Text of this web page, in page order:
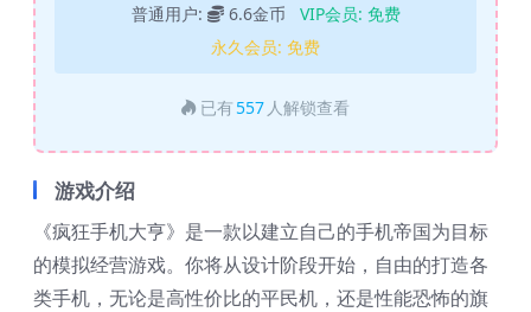
普通用户: 6.6金币 VIP会员: 免费
永久会员: 免费
已有 557 人解锁查看
游戏介绍
《疯狂手机大亨》是一款以建立自己的手机帝国为目标
的模拟经营游戏。你将从设计阶段开始，自由的打造各
类手机，无论是高性价比的平民机，还是性能恐怖的旗